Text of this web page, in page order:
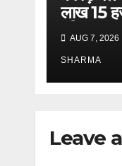
लाख 15
पवित्र
गंतव्य की
AUG 7, 2026
SHARMA
Leave